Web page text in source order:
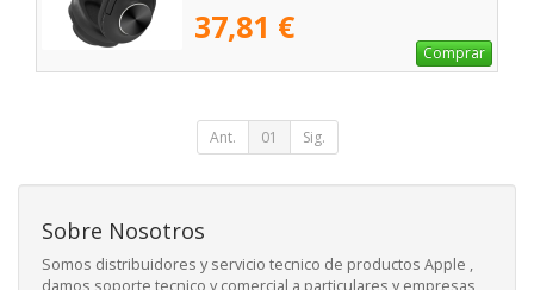
37,81 €
Comprar
Ant. 01 Sig.
Sobre Nosotros
Somos distribuidores y servicio tecnico de productos Apple ,
damos soporte tecnico y comercial a particulares y empresas ,